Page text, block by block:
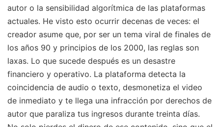
autor o la sensibilidad algorítmica de las plataformas
actuales. He visto esto ocurrir decenas de veces: el
creador asume que, por ser un tema viral de finales de
los años 90 y principios de los 2000, las reglas son
laxas. Lo que sucede después es un desastre
financiero y operativo. La plataforma detecta la
coincidencia de audio o texto, desmonetiza el video
de inmediato y te llega una infracción por derechos de
autor que paraliza tus ingresos durante treinta días.